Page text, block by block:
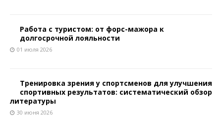
Работа с туристом: от форс-мажора к
долгосрочной лояльности
01 июля 2026
Тренировка зрения у спортсменов для улучшения
спортивных результатов: систематический обзор
литературы
30 июня 2026